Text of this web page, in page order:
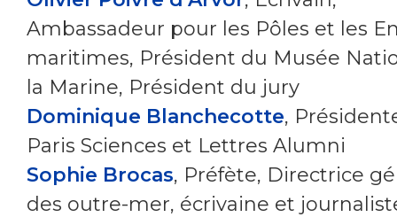
Ambassadeur pour les Pôles et les
maritimes, Président du Musée
la Marine, Président du jury
Dominique Blanchecotte,
Paris Sciences et Lettres Alumni
Sophie Brocas, Préfète, Directrice
des outre-mer, écrivaine et